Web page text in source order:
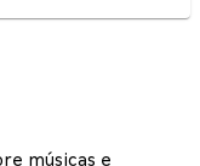
músicas e